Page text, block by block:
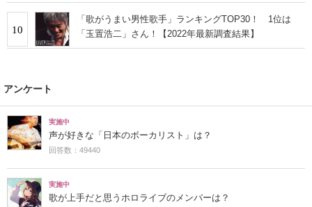
10
「歌がうまい男性歌手」ランキングTOP30！ 1位は
「玉置浩二」さん！【2022年最新調査結果】
アンケート
実施中
声が好きな「日本のボーカリスト」は？
回答数：49440
実施中
歌が上手だと思うホロライブのメンバーは？